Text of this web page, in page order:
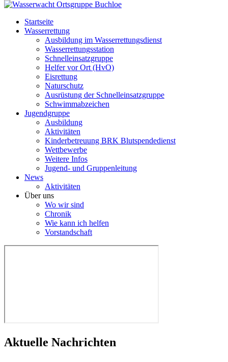
Startseite
Wasserrettung
Ausbildung im Wasserrettungsdienst
Wasserrettungsstation
Schnelleinsatzgruppe
Helfer vor Ort (HvO)
Eisrettung
Naturschutz
Ausrüstung der Schnelleinsatzgruppe
Schwimmabzeichen
Jugendgruppe
Ausbildung
Aktivitäten
Kinderbetreuung BRK Blutspendedienst
Wettbewerbe
Weitere Infos
Jugend- und Gruppenleitung
News
Aktivitäten
Über uns
Wo wir sind
Chronik
Wie kann ich helfen
Vorstandschaft
Aktuelle Nachrichten